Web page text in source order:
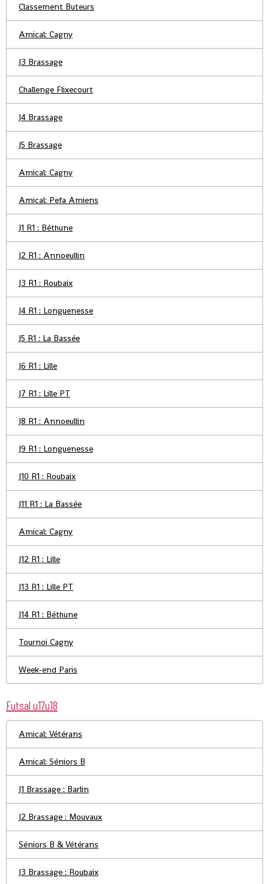
Classement Buteurs
Amical: Cagny
J3 Brassage
Challenge Flixecourt
J4 Brassage
J5 Brassage
Amical: Cagny
Amical: Pefa Amiens
J1 R1 : Béthune
J2 R1 : Annoeullin
J3 R1 : Roubaix
J4 R1 : Longuenesse
J5 R1 : La Bassée
J6 R1 : Lille
J7 R1 : Lille PT
J8 R1 : Annoeullin
J9 R1 : Longuenesse
J10 R1 : Roubaix
J11 R1 : La Bassée
Amical: Cagny
J12 R1 : Lille
J13 R1 : Lille PT
J14 R1 : Béthune
Tournoi Cagny
Week-end Paris
Futsal u17u18
Amical: Vétérans
Amical: Séniors B
J1 Brassage : Barlin
J2 Brassage : Mouvaux
Séniors B & Vétérans
J3 Brassage : Roubaix